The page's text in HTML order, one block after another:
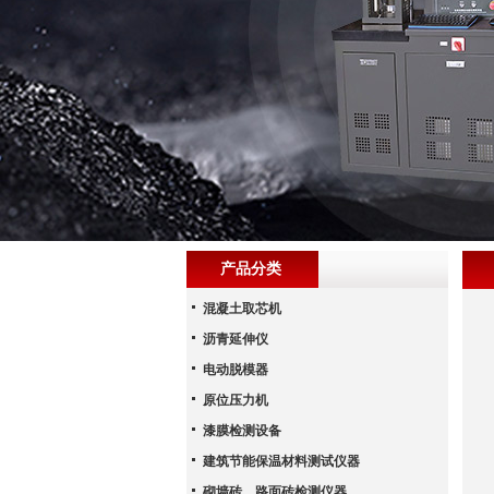
产品分类
混凝土取芯机
沥青延伸仪
电动脱模器
原位压力机
漆膜检测设备
建筑节能保温材料测试仪器